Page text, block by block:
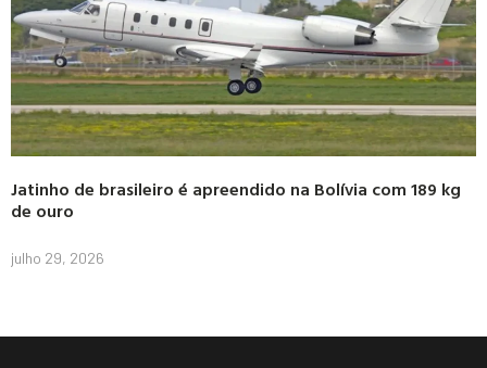
Jatinho de brasileiro é apreendido na Bolívia com 189 kg
de ouro
julho 29, 2026